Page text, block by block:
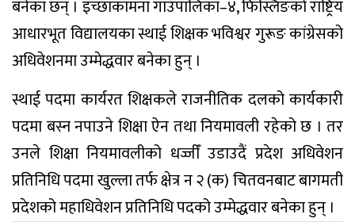
बनेका छन् । इच्छाकामना गाउँपालिका–४, फिस्लिङको राष्ट्रिय
आधारभूत विद्यालयका स्थाई शिक्षक भविश्वर गुरूङ कांग्रेसको
अधिवेशनमा उम्मेद्धवार बनेका हुन् ।
स्थाई पदमा कार्यरत शिक्षकले राजनीतिक दलको कार्यकारी
पदमा बस्न नपाउने शिक्षा ऐन तथा नियमावली रहेको छ । तर
उनले शिक्षा नियमावलीको धज्जीँ उडाउदैं प्रदेश अधिवेशन
प्रतिनिधि पदमा खुल्ला तर्फ क्षेत्र न २ (क) चितवनबाट बागमती
प्रदेशको महाधिवेशन प्रतिनिधि पदको उम्मेद्धवार बनेका हुन् ।